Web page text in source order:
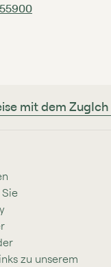
mit dem Zug
zu unserem